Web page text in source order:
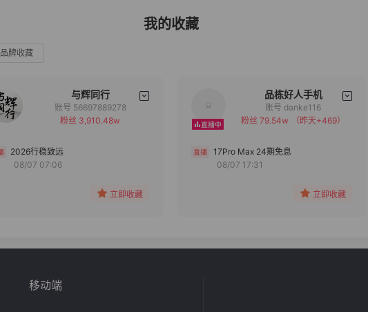
我的收藏
品牌收藏
与辉同行
备注
账号 56697889278
粉丝 3,910.48w
2026行稳致远
08/07 07:06
立即收藏
品栋好人手机
备注
分组
账号 danke116
粉丝 79.54w
（昨天+469）
17Pro Max 24期免息
08/07 17:31
立即收藏
移动端